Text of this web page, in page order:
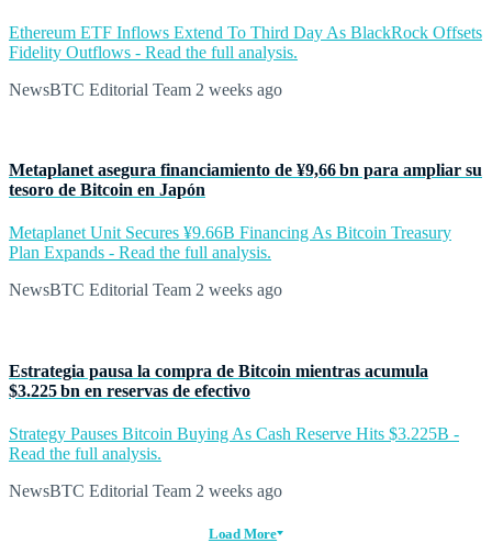
Ethereum ETF Inflows Extend To Third Day As BlackRock Offsets
Fidelity Outflows - Read the full analysis.
NewsBTC Editorial Team 2 weeks ago
Metaplanet asegura financiamiento de ¥9,66 bn para ampliar su
tesoro de Bitcoin en Japón
Metaplanet Unit Secures ¥9.66B Financing As Bitcoin Treasury
Plan Expands - Read the full analysis.
NewsBTC Editorial Team 2 weeks ago
Estrategia pausa la compra de Bitcoin mientras acumula
$3.225 bn en reservas de efectivo
Strategy Pauses Bitcoin Buying As Cash Reserve Hits $3.225B -
Read the full analysis.
NewsBTC Editorial Team 2 weeks ago
Load More